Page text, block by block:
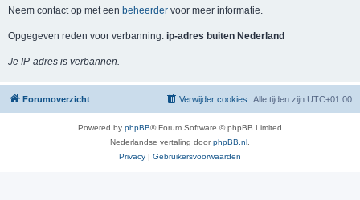
Neem contact op met een beheerder voor meer informatie.
Opgegeven reden voor verbanning: ip-adres buiten Nederland
Je IP-adres is verbannen.
Forumoverzicht Alle tijden zijn UTC+01:00
Verwijder cookies
Powered by phpBB® Forum Software © phpBB Limited
Nederlandse vertaling doorphpBB.nl
Privacy | Gebruikersvoorwaarden